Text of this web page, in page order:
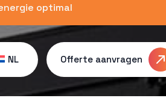
optimal
NL Offerte aanvragen